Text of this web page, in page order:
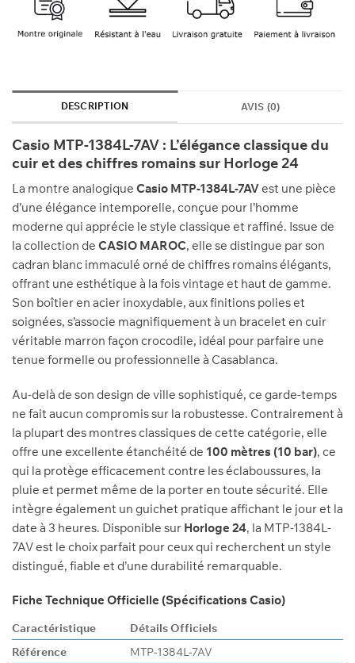
DESCRIPTION AVIS (0)
Casio MTP-1384L-7AV : L’élégance classique du
cuir et des chiffres romains sur Horloge 24
La montre analogique Casio MTP-1384L-7AVest une pièce
d’une élégance intemporelle, conçue pour l’homme
moderne qui apprécie le style classique et raffiné. Issue de
la collection de CASIO MAROC, elle se distingue par son
cadran blanc immaculé orné de chiffres romains élégants,
offrant une esthétique à la fois vintage et haut de gamme.
Son boîtier en acier inoxydable, aux finitions polies et
soignées, s’associe magnifiquement à un bracelet en cuir
véritable marron façon crocodile, idéal pour parfaire une
tenue formelle ou professionnelle à Casablanca.
Au-delà de son design de ville sophistiqué, ce garde-temps
ne fait aucun compromis sur la robustesse. Contrairement à
la plupart des montres classiques de cette catégorie, elle
offre une excellente étanchéité de 100 mètres (10 bar), ce
qui la protège efficacement contre les éclaboussures, la
pluie et permet même de la porter en toute sécurité. Elle
intègre également un guichet pratique affichant le jour et la
date à 3 heures. Disponible sur Horloge 24, la MTP-1384L-
7AV est le choix parfait pour ceux qui recherchent un style
distingué, fiable et d’une durabilité remarquable.
Fiche Technique Officielle (Spécifications Casio)
Caractéristique
Détails Officiels
Référence
MTP-1384L-7AV